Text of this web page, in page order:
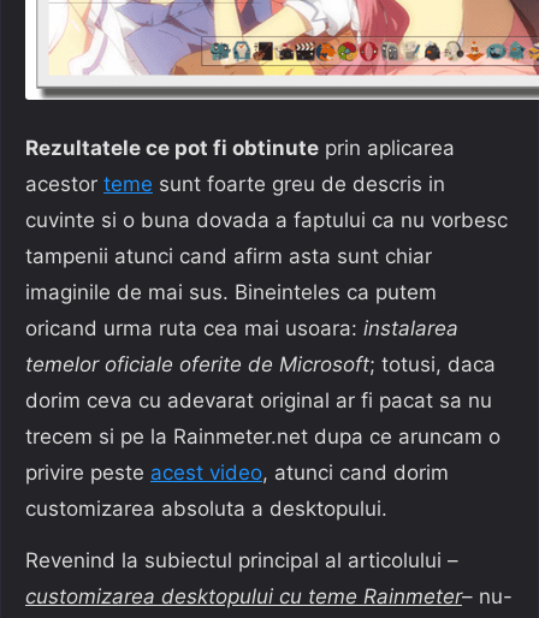
Rezultatele ce pot fi obtinute prin aplicarea
acestor teme sunt foarte greu de descris in
cuvinte si o buna dovada a faptului ca nu vorbesc
tampenii atunci cand afirm asta sunt chiar
imaginile de mai sus. Bineinteles ca putem
oricand urma ruta cea mai usoara: instalarea
temelor oficiale oferite de Microsoft; totusi, daca
dorim ceva cu adevarat original ar fi pacat sa nu
trecem si pe la Rainmeter.net dupa ce aruncam o
privire peste acest video, atunci cand dorim
customizarea absoluta a desktopului.
Revenind la subiectul principal al articolului –
customizarea desktopului cu teme Rainmeter– nu-